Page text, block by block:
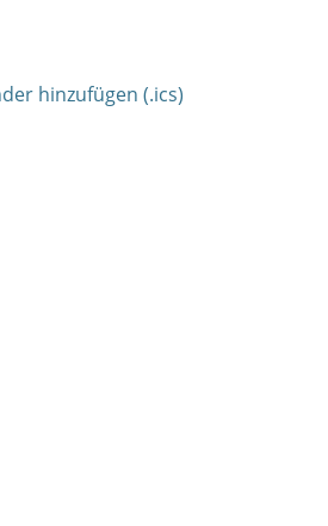
hinzufügen (.ics)